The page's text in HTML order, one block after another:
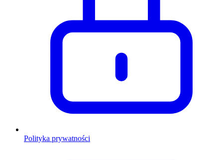
Polityka prywatności